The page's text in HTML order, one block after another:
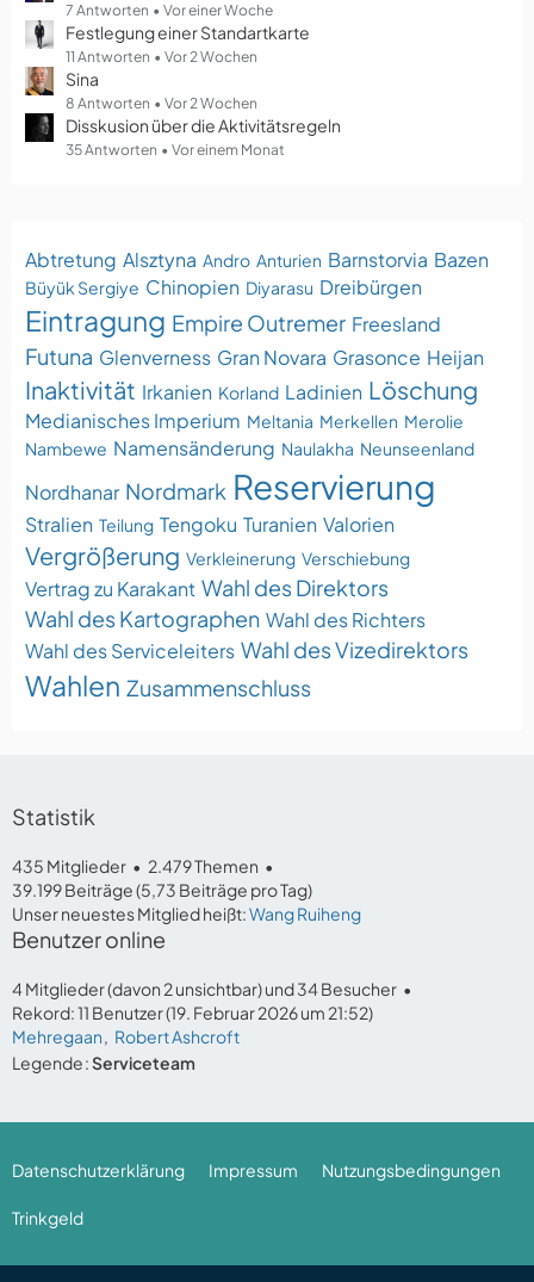
7 Antworten Vor einer Woche
Festlegung einer Standartkarte
11 Antworten Vor 2 Wochen
Sina
8 Antworten Vor 2 Wochen
Disskusion über die Aktivitätsregeln
35 Antworten Vor einem Monat
Abtretung Alsztyna Andro Anturien Barnstorvia Bazen
Büyük Sergiye Chinopien Diyarasu Dreibürgen
Eintragung Empire Outremer Freesland
Futuna Glenverness Gran Novara Grasonce Heijan
Inaktivität Irkanien Korland Ladinien Löschung
Medianisches Imperium Meltania Merkellen Merolie
Nambewe Namensänderung Naulakha Neunseenland
Nordhanar Nordmark Reservierung
Stralien Teilung Tengoku Turanien Valorien
Vergrößerung Verkleinerung Verschiebung
Vertrag zu Karakant Wahl des Direktors
Wahl des Kartographen Wahl des Richters
Wahl des Serviceleiters Wahl des Vizedirektors
Wahlen Zusammenschluss
Statistik
435 Mitglieder
2.479 Themen
39.199 Beiträge (5,73 Beiträge pro Tag)
Unser neuestes Mitglied heißt:Wang Ruiheng
Benutzer online
4 Mitglieder (davon 2 unsichtbar) und 34 Besucher
Rekord: 11 Benutzer (19. Februar 2026 um 21:52)
Mehregaan
Robert Ashcroft
Legende Serviceteam
Datenschutzerklärung Impressum Nutzungsbedingungen
Trinkgeld